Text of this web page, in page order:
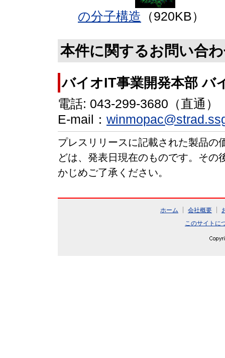
の分子構造 （920KB）
本件に関するお問い合
バイオIT事業開発本部 バ
電話: 043-299-3680（直通）
E-mail：
プレスリリースに記載された製品の
どは、発表日現在のものです。そ
かじめご了承ください。
ホーム 会社概要
このサイトに